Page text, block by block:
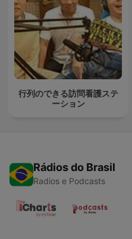
行列のできる訪問看護ステ
ーション
Rádios do Brasil
Radios e Podcasts